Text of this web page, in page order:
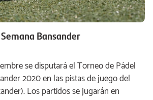
Bansander
se disputará el Torneo de Pádel
2020 en las pistas de juego del
Los partidos se jugarán en